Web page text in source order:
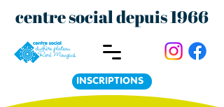
centre social depuis 1966
INSCRIPTIONS